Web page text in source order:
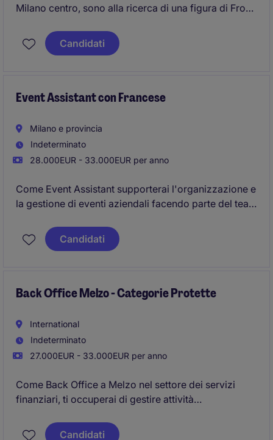
Milano centro, sono alla ricerca di una figura di Front
Candidati
Event Assistant con Francese
Milano e provincia
Indeterminato
28.000EUR - 33.000EUR per anno
Come Event Assistant supporterai l'organizzazione e
la gestione di eventi aziendali facendo parte del team
ruolo richiede attenzione ai dettagli e capacità di
coordinamento per assicurare il successo di ogni
Candidati
Back Office Melzo - Categorie Protette
International
Indeterminato
27.000EUR - 33.000EUR per anno
Come Back Office a Melzo nel settore dei servizi
finanziari, ti occuperai di gestire attività
è riservata a candidati appartenenti alle categorie
Candidati